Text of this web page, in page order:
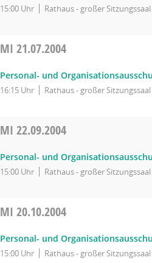
15:00 Uhr Rathaus - großer Sitzungssaal
MI 21.07.2004
Personal- und
16:15 Uhr Rathaus - großer Sitzungssaal
MI 22.09.2004
Personal- und
15:00 Uhr Rathaus - großer Sitzungssaal
MI 20.10.2004
Personal- und
15:00 Uhr Rathaus - großer Sitzungssaal